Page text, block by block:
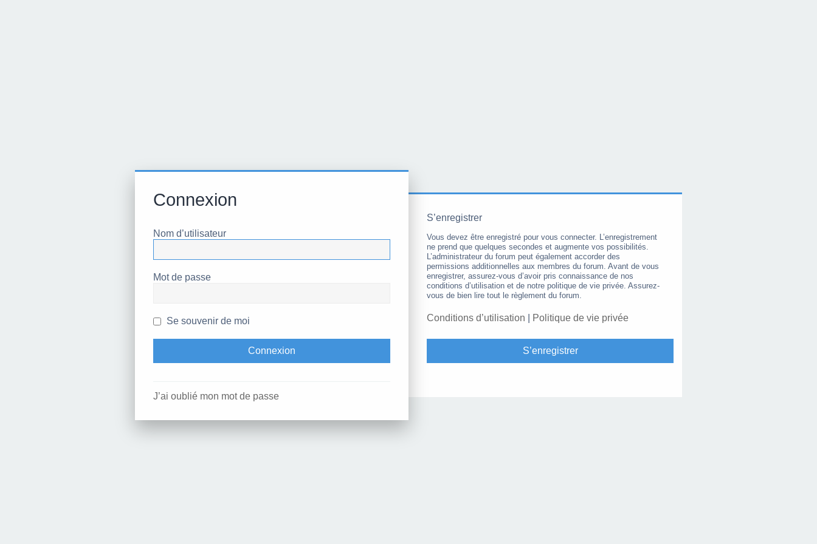
Connexion
Nom d’utilisateur
Mot de passe
Se souvenir de moi
J’ai oublié mon mot de passe
S’enregistrer
Vous devez être enregistré pour vous connecter. L’enregistrement
ne prend que quelques secondes et augmente vos possibilités.
L’administrateur du forum peut également accorder des
permissions additionnelles aux membres du forum. Avant de vous
enregistrer, assurez-vous d’avoir pris connaissance de nos
conditions d’utilisation et de notre politique de vie privée. Assurez-
vous de bien lire tout le règlement du forum.
Conditions d’utilisation Politique de vie privée
S’enregistrer